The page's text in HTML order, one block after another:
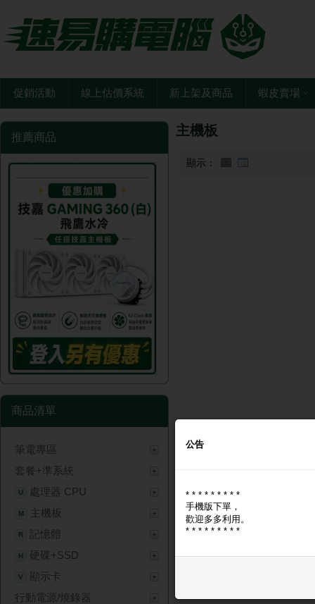
促銷活動 線上估價系統 新上架及商品 蝦皮賣場
推薦商品
商品清單
筆電專區
套餐+準系統
U 處理器 CPU
M 主機板
R 記憶體
H 硬碟+SSD
V
顯示卡
行動電源/燒錄器
主機板
顯示：
公告
* * * * * * * * *
手機版下單，
歡迎多多利用。
* * * * * * * * *